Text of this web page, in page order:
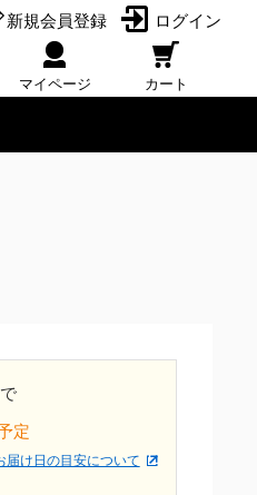
新規会員登録 ログイン
マイページ カート
定
届け日の目安について